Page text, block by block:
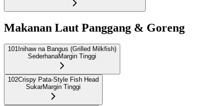
Makanan Laut Panggang & Goreng
101 Inihaw na Bangus (Grilled Milkfish)
SederhanaMargin Tinggi
102Crispy Pata-Style Fish Head
SukarMargin Tinggi